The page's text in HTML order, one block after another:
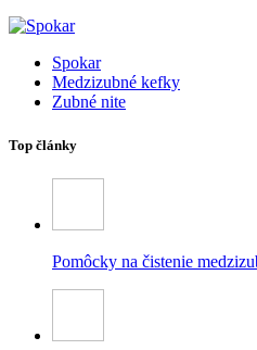
Spokar
Medzizubné kefky
Zubné nite
Top články
Pomôcky na čistenie